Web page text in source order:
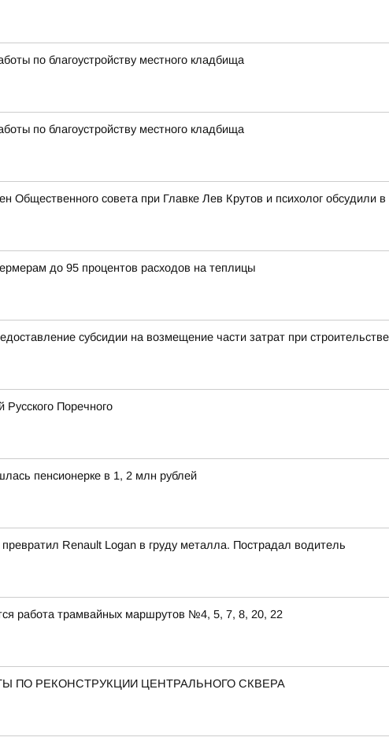
по благоустройству местного кладбища
по благоустройству местного кладбища
Общественного совета при Главке Лев Крутов и психолог
до 95 процентов расходов на теплицы
субсидии на возмещение части затрат при
Поречного
пенсионерке в 1, 2 млн рублей
Renault Logan в груду металла. Пострадал водитель
работа трамвайных маршрутов №4, 5, 7, 8, 20, 22
ПО РЕКОНСТРУКЦИИ ЦЕНТРАЛЬНОГО СКВЕРА